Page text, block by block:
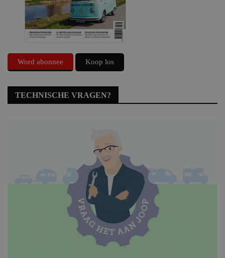
Word abonnee Koop los
TECHNISCHE VRAGEN?